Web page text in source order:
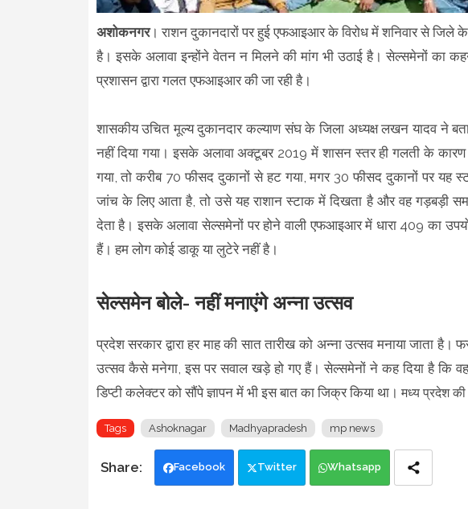
अशोकनगर। राशन दुकानदारों पर हुई एफआइआर के विरोध में शनिवार से
है। इसके अलावा इन्होंने वेतन न मिलने की मांग भी उठाई है। सेल्समेनों का
प्रशासन द्वारा गलत एफआइआर की जा रही है।
शासकीय उचित मूल्य दुकानदार कल्याण संघ के जिला अध्यक्ष लखन यादव ने
नहीं दिया गया। इसके अलावा अक्टूबर 2019 में शासन स्तर ही गलती के
गया, तो करीब 70 फीसद दुकानों से हट गया, मगर 30 फीसद दुकानों पर यह
जांच के लिए आता है, तो उसे यह राशान स्टाक में दिखता है और वह गड़बड़ी
देता है। इसके अलावा सेल्समेनों पर होने वाली एफआइआर में धारा 409 का
हैं। हम लोग कोई डाकू या लुटेरे नहीं है।
सेल्समेन बोले- नहीं मनाएंगे अन्ना उत्सव
प्रदेश सरकार द्वारा हर माह की सात तारीख को अन्ना उत्सव मनाया जाता
उत्सव कैसे मनेगा, इस पर सवाल खड़े हो गए हैं। सेल्समेनों ने कह दिया है कि
डिप्टी कलेक्टर को सौंपे ज्ञापन में भी इस बात का जिक्र किया था। मध्य प्रदेश की
Tags Ashoknagar Madhyapradesh mp news
Facebook Twitter Whatsapp